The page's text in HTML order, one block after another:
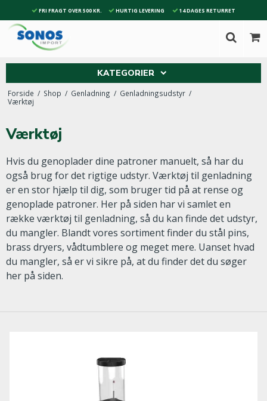
FRI FRAGT OVER 500 KR. HURTIG LEVERING 14 DAGES RETURRET
KATEGORIER
Forside / Shop / Genladning / Genladningsudstyr /
Værktøj
Værktøj
Hvis du genoplader dine patroner manuelt, så har du
også brug for det rigtige udstyr. Værktøj til genladning
er en stor hjælp til dig, som bruger tid på at rense og
genoplade patroner. Her på siden har vi samlet en
række værktøj til genladning, så du kan finde det udstyr,
du mangler. Blandt vores sortiment finder du stål pins,
brass dryers, vådtumblere og meget mere. Uanset hvad
du mangler, så er vi sikre på, at du finder det du søger
her på siden.